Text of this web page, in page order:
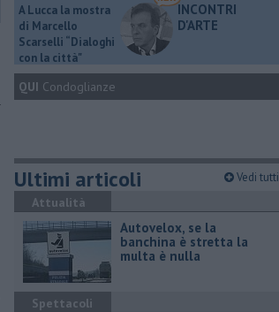
A Lucca la mostra
di Marcello
Scarselli “Dialoghi
con la città"
INCONTRI
D'ARTE
QUI Condoglianze
Ultimi articoli Vedi tutti
Attualità
Autovelox, se la
banchina è stretta la
multa è nulla
Spettacoli